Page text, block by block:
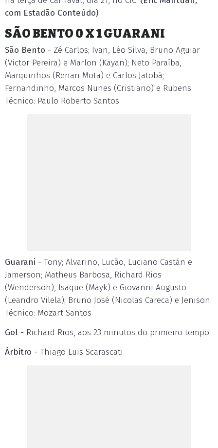
com Estadão Conteúdo)
SÃO BENTO 0 X 1 GUARANI
São Bento - Zé Carlos; Ivan, Léo Silva, Bruno Aguiar
(Victor Pereira) e Marlon (Kayan); Neto Paraíba,
Marquinhos (Renan Mota) e Carlos Jatobá;
Fernandinho, Marcos Nunes (Cristiano) e Rubens.
Técnico: Paulo Roberto Santos
Guarani - Tony; Alvarino, Lucão, Luciano Castán e
Jamerson; Matheus Barbosa, Richard Rios
(Wenderson), Isaque (Mayk) e Giovanni Augusto
(Leandro Vilela); Bruno José (Nicolas Careca) e Jenison.
Técnico: Mozart Santos
Gol - Richard Rios, aos 23 minutos do primeiro tempo
Árbitro - Thiago Luis Scarascati